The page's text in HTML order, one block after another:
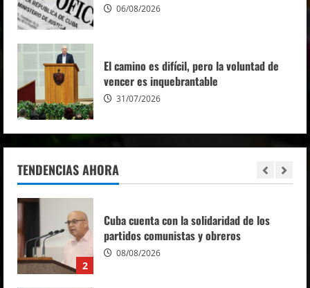
TENDENCIAS AHORA
Continental ALBA Movimientos
08/08/2026
2
Cuba cuenta con la solidaridad de los
partidos comunistas y obreros
08/08/2026
3
Inicia primer ministro de Namibia visita a
Cuba
08/08/2026
06/08/2026
El camino es difícil, pero la voluntad de
vencer es inquebrantable
31/07/2026